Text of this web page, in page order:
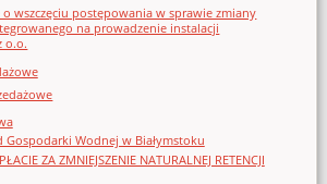
wszczęciu postępowania w sprawie zmiany
na prowadzenie instalacji
o.o.
Gospodarki Wodnej w Białymstoku
ZA ZMNIEJSZENIE NATURALNEJ RETENCJI